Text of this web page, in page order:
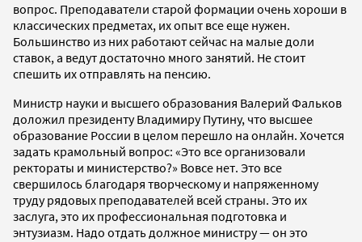
вопрос. Преподаватели старой формации очень хороши в
классических предметах, их опыт все еще нужен.
Большинство из них работают сейчас на малые доли
ставок, а ведут достаточно много занятий. Не стоит
спешить их отправлять на пенсию.
Министр науки и высшего образования Валерий Фальков
доложил президенту Владимиру Путину, что высшее
образование России в целом перешло на онлайн. Хочется
задать крамольный вопрос: «Это все организовали
ректораты и министерство?» Вовсе нет. Это все
свершилось благодаря творческому и напряженному
труду рядовых преподавателей всей страны. Это их
заслуга, это их профессиональная подготовка и
энтузиазм. Надо отдать должное министру — он это